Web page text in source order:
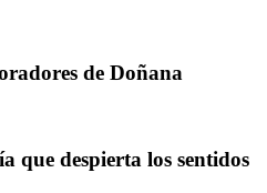
de Doñana
que despierta los sentidos